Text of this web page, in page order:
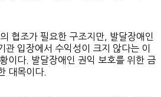
협조가 필요한 구조지만, 발달장애인
관 입장에서 수익성이 크지 않다는 이
이다. 발달장애인 권익 보호를 위한 금
대목이다.